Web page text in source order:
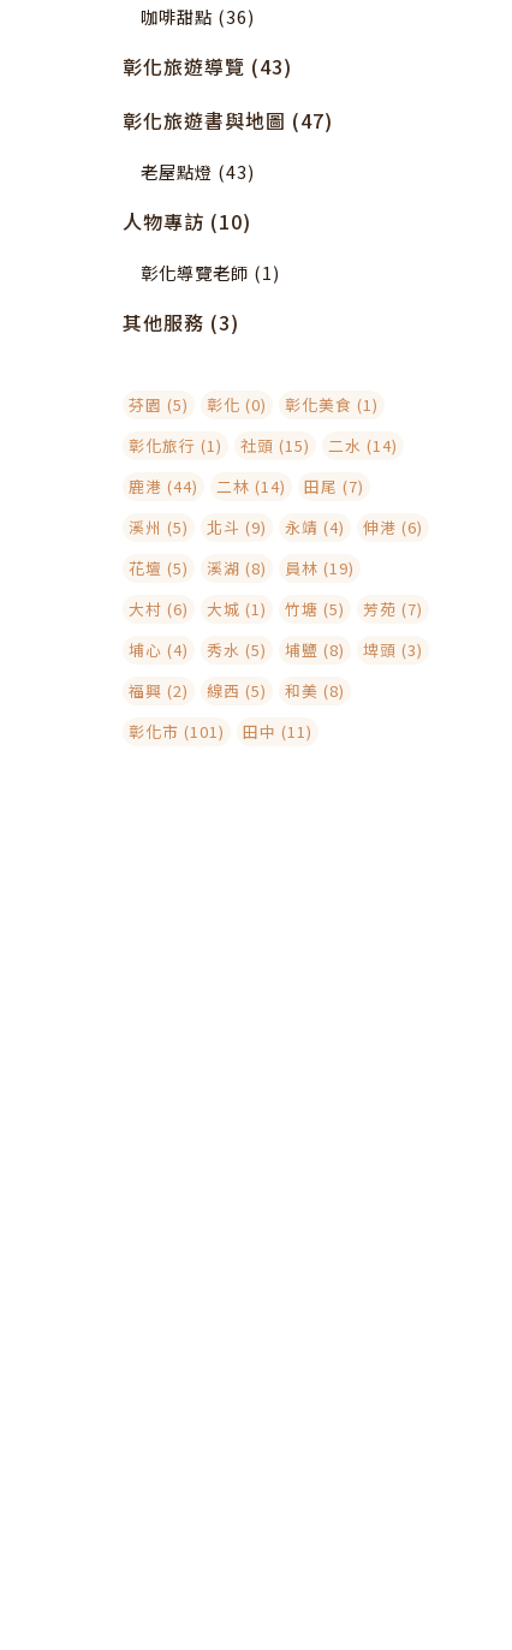
咖啡甜點 (36)
彰化旅遊導覽 (43)
彰化旅遊書與地圖 (47)
老屋點燈 (43)
人物專訪 (10)
彰化導覽老師 (1)
其他服務 (3)
芬園 (5) 彰化 (0)
彰化美食 (1)
彰化旅行 (1)
社頭 (15)
二水 (14)
鹿港 (44)
二林 (14)
田尾 (7)
溪州 (5)
北斗 (9) 永靖 (4)
伸港 (6)
花壇 (5)
溪湖 (8)
員林 (19)
大村 (6)
大城 (1) 竹塘 (5)
芳苑 (7)
埔心 (4)
秀水 (5) 埔鹽 (8)
埤頭 (3)
福興 (2)
線西 (5)
和美 (8)
彰化市 (101)
田中 (11)